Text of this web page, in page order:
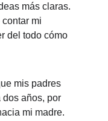
más claras.
mi
del todo cómo
mis padres
años, por
mi madre.